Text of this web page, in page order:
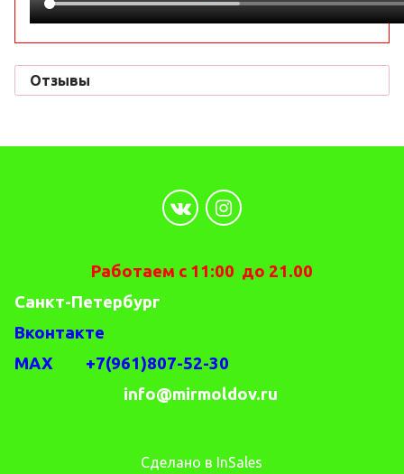
Отзывы
Работаем с 11:00 до 21.00
Санкт-Петербург
Вконтакте
MAX +7(961)807-52-30
info@mirmoldov.ru
Сделано в InSales